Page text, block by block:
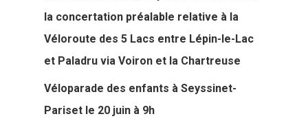
la concertation préalable relative à la
Véloroute des 5 Lacs entre Lépin-le-Lac
et Paladru via Voiron et la Chartreuse
Véloparade des enfants à Seyssinet-
Pariset le 20 juin à 9h